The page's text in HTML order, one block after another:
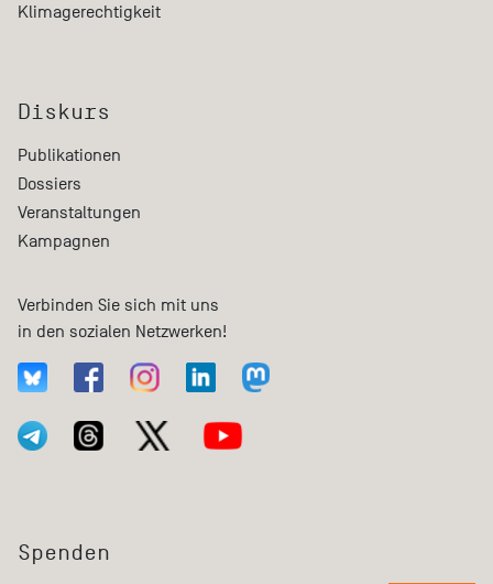
Klimagerechtigkeit
Diskurs
Publikationen
Dossiers
Veranstaltungen
Kampagnen
Verbinden Sie sich mit uns
in den sozialen Netzwerken!
Spenden